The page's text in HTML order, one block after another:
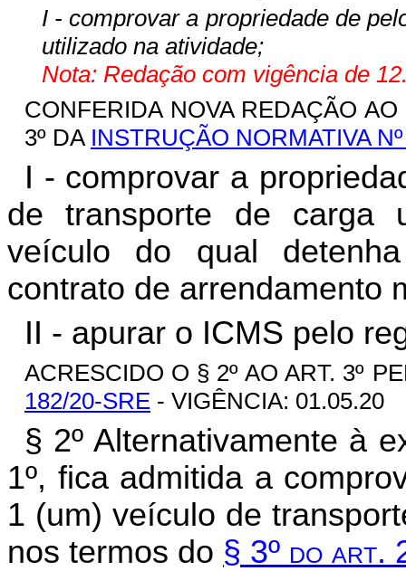
I - comprovar a propriedade de
utilizado na atividade;
Nota: Redação com vigência de
CONFERIDA NOVA REDAÇÃO
3º DA INSTRUÇÃO NORMATIVA
I - comprovar a
de transporte de carga
veículo do qual
contrato de arrendamento
II - apurar o ICMS pelo
ACRESCIDO O § 2º AO ART. 3º
182/20-SRE- VIGÊNCIA: 01.05.20
§ 2º Alternativamente à
1º, fica admitida a
1 (um) veículo de
nos termos do § 3º do art.